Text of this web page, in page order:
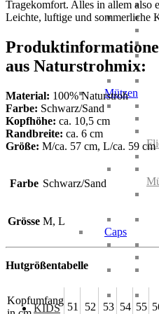
Mützen
Caps
KIDS
Tragekomfort. Alles in allem also
Leichte, luftige und sommerliche
aus Naturstrohmix:
Material: 100% Naturstroh
Farbe: Schwarz/Sand
Kopfhöhe: ca. 10,5 cm
Randbreite: ca. 6 cm
Größe: M/ca. 57 cm, L/ca. 59 cm
Farbe Schwarz/Sand
Grösse M, L
Hutgrößentabelle
Kopfumfang
51 52 53 54 55